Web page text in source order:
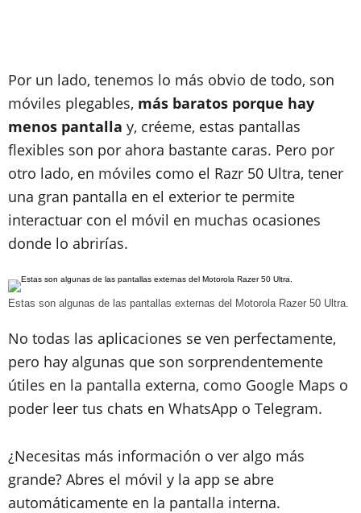
Por un lado, tenemos lo más obvio de todo, son
móviles plegables, más baratos porque hay
menos pantalla y, créeme, estas pantallas
flexibles son por ahora bastante caras. Pero por
otro lado, en móviles como el Razr 50 Ultra, tener
una gran pantalla en el exterior te permite
interactuar con el móvil en muchas ocasiones
donde lo abrirías.
Estas son algunas de las pantallas externas del Motorola Razer 50 Ultra.
No todas las aplicaciones se ven perfectamente,
pero hay algunas que son sorprendentemente
útiles en la pantalla externa, como Google Maps o
poder leer tus chats en WhatsApp o Telegram.
¿Necesitas más información o ver algo más
grande? Abres el móvil y la app se abre
automáticamente en la pantalla interna.